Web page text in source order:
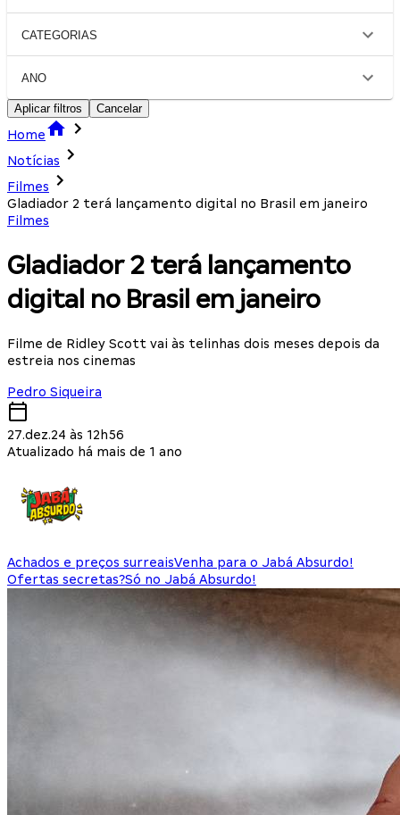
CATEGORIAS
ANO
Aplicar filtros Cancelar
Home
Notícias
Filmes
Gladiador 2 terá lançamento digital no Brasil em janeiro
Filmes
Gladiador 2 terá lançamento
digital no Brasil em janeiro
Filme de Ridley Scott vai às telinhas dois meses depois da
estreia nos cinemas
Pedro Siqueira
27.dez.24 às 12h56
Atualizado há mais de 1 ano
Achados e preços surreaisVenha para o Jabá Absurdo!
Ofertas secretas?Só no Jabá Absurdo!